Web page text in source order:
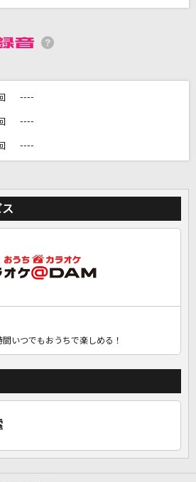
会員登録・ログインして
オケをもっと楽しもう！
回 ----
回 ----
回 ----
いつでもおうちで楽しめる！